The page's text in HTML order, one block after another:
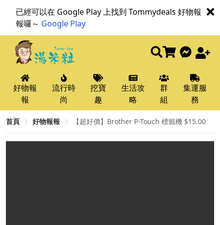
已經可以在 Google Play 上找到 Tommydeals 好物報
報囉～ Google Play
好物報
報
流行時
尚
挖寶
趣
生活攻
略
群
組
集運服
務
首頁 好物報報 【超好價】Brother P-Touch 標籤機 $15.00